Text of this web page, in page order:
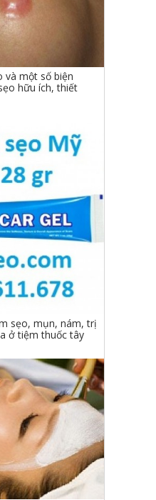
và một số biện
hữu ích, thiết
sẹo, mụn, nám, trị
ở tiệm thuốc tây